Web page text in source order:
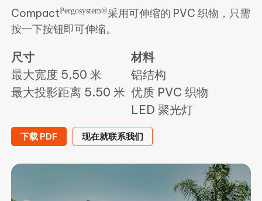
CompactPergosystem®采用可伸缩的 PVC 织物，只需
按一下按钮即可伸缩。
尺寸
最大宽度 5,50 米
最大投影距离 5.50 米
材料
铝结构
优质 PVC 织物
LED 聚光灯
下载 PDF 现在就联系我们